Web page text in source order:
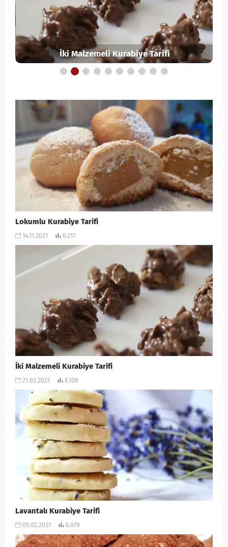
İki Malzemeli Kurabiye Tarifi
Lokumlu Kurabiye Tarifi
14.11.2021 6.217
İki Malzemeli Kurabiye Tarifi
21.02.2021 6.108
Lavantalı Kurabiye Tarifi
05.02.2021 6.079